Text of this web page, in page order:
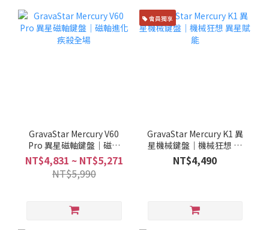
GravaStar Mercury V60
Pro 異星磁軸鍵盤｜磁軸
進化 疾殺全場
NT$4,831 ~ NT$5,271
NT$5,990
會員獨享
GravaStar Mercury K1 異
星機械鍵盤｜機械狂想 異
星賦能
NT$4,490